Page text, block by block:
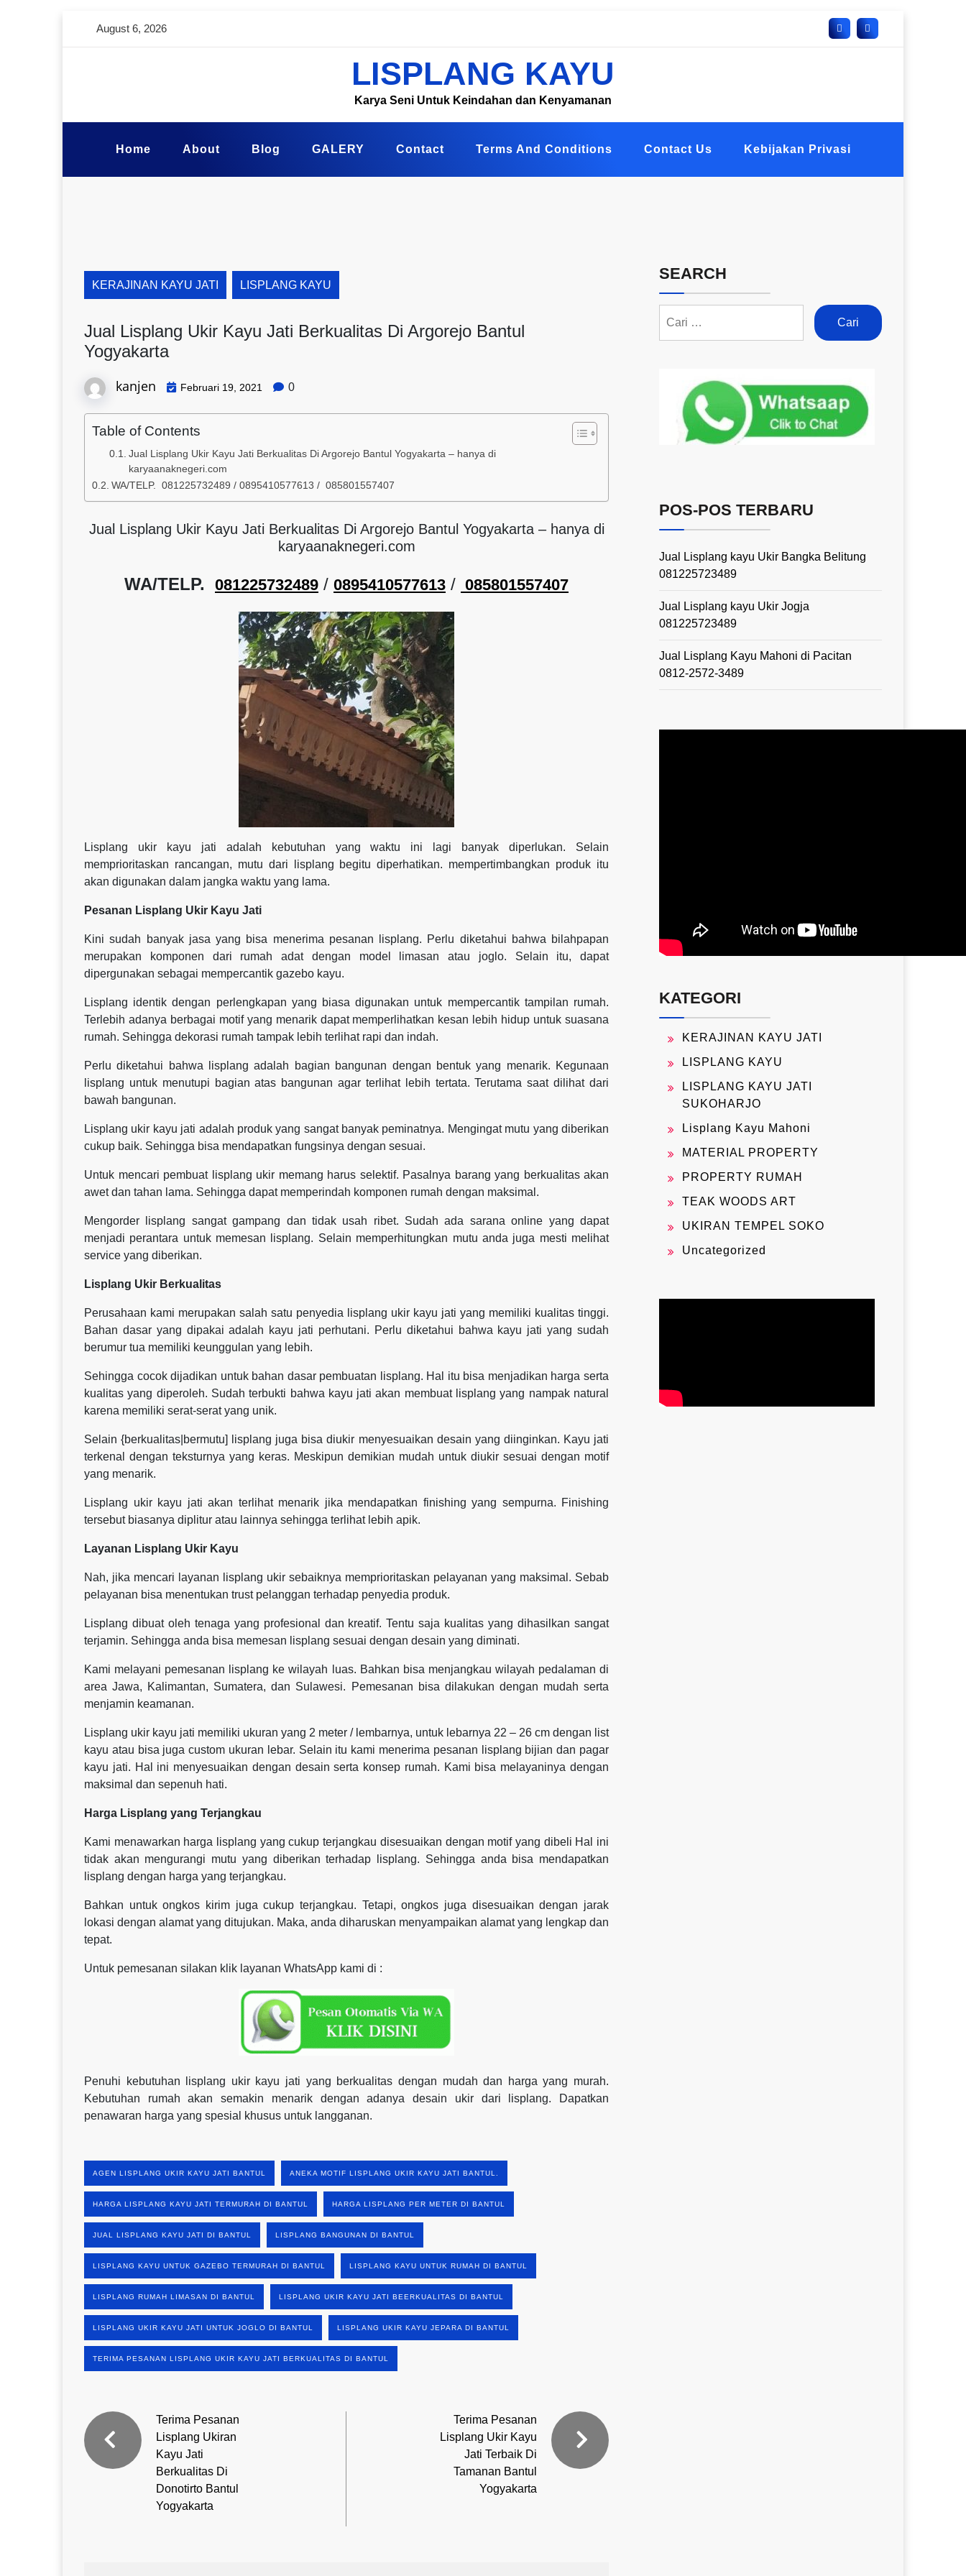
August 6, 2026
LISPLANG KAYU
Karya Seni Untuk Keindahan dan Kenyamanan
Home About Blog GALERY Contact Terms And Conditions Contact Us Kebijakan Privasi
KERAJINAN KAYU JATI LISPLANG KAYU
Jual Lisplang Ukir Kayu Jati Berkualitas Di Argorejo Bantul
Yogyakarta
kanjen Februari 19, 2021 0
Table of Contents
Jual Lisplang Ukir Kayu Jati Berkualitas Di Argorejo Bantul Yogyakarta – hanya di
karyaanaknegeri.com
WA/TELP. 081225732489 / 0895410577613 / 085801557407
Jual Lisplang Ukir Kayu Jati Berkualitas Di Argorejo Bantul Yogyakarta – hanya di
karyaanaknegeri.com
WA/TELP. 081225732489 / 0895410577613 / 085801557407
Lisplang ukir kayu jati adalah kebutuhan yang waktu ini lagi banyak diperlukan. Selain
memprioritaskan rancangan, mutu dari lisplang begitu diperhatikan. mempertimbangkan produk itu
akan digunakan dalam jangka waktu yang lama.
Pesanan Lisplang Ukir Kayu Jati
Kini sudah banyak jasa yang bisa menerima pesanan lisplang. Perlu diketahui bahwa bilahpapan
merupakan komponen dari rumah adat dengan model limasan atau joglo. Selain itu, dapat
dipergunakan sebagai mempercantik gazebo kayu.
Lisplang identik dengan perlengkapan yang biasa digunakan untuk mempercantik tampilan rumah.
Terlebih adanya berbagai motif yang menarik dapat memperlihatkan kesan lebih hidup untuk suasana
rumah. Sehingga dekorasi rumah tampak lebih terlihat rapi dan indah.
Perlu diketahui bahwa lisplang adalah bagian bangunan dengan bentuk yang menarik. Kegunaan
lisplang untuk menutupi bagian atas bangunan agar terlihat lebih tertata. Terutama saat dilihat dari
bawah bangunan.
Lisplang ukir kayu jati adalah produk yang sangat banyak peminatnya. Mengingat mutu yang diberikan
cukup baik. Sehingga bisa mendapatkan fungsinya dengan sesuai.
Untuk mencari pembuat lisplang ukir memang harus selektif. Pasalnya barang yang berkualitas akan
awet dan tahan lama. Sehingga dapat memperindah komponen rumah dengan maksimal.
Mengorder lisplang sangat gampang dan tidak usah ribet. Sudah ada sarana online yang dapat
menjadi perantara untuk memesan lisplang. Selain memperhitungkan mutu anda juga mesti melihat
service yang diberikan.
Lisplang Ukir Berkualitas
Perusahaan kami merupakan salah satu penyedia lisplang ukir kayu jati yang memiliki kualitas tinggi.
Bahan dasar yang dipakai adalah kayu jati perhutani. Perlu diketahui bahwa kayu jati yang sudah
berumur tua memiliki keunggulan yang lebih.
Sehingga cocok dijadikan untuk bahan dasar pembuatan lisplang. Hal itu bisa menjadikan harga serta
kualitas yang diperoleh. Sudah terbukti bahwa kayu jati akan membuat lisplang yang nampak natural
karena memiliki serat-serat yang unik.
Selain {berkualitas|bermutu] lisplang juga bisa diukir menyesuaikan desain yang diinginkan. Kayu jati
terkenal dengan teksturnya yang keras. Meskipun demikian mudah untuk diukir sesuai dengan motif
yang menarik.
Lisplang ukir kayu jati akan terlihat menarik jika mendapatkan finishing yang sempurna. Finishing
tersebut biasanya diplitur atau lainnya sehingga terlihat lebih apik.
Layanan Lisplang Ukir Kayu
Nah, jika mencari layanan lisplang ukir sebaiknya memprioritaskan pelayanan yang maksimal. Sebab
pelayanan bisa menentukan trust pelanggan terhadap penyedia produk.
Lisplang dibuat oleh tenaga yang profesional dan kreatif. Tentu saja kualitas yang dihasilkan sangat
terjamin. Sehingga anda bisa memesan lisplang sesuai dengan desain yang diminati.
Kami melayani pemesanan lisplang ke wilayah luas. Bahkan bisa menjangkau wilayah pedalaman di
area Jawa, Kalimantan, Sumatera, dan Sulawesi. Pemesanan bisa dilakukan dengan mudah serta
menjamin keamanan.
Lisplang ukir kayu jati memiliki ukuran yang 2 meter / lembarnya, untuk lebarnya 22 – 26 cm dengan list
kayu atau bisa juga custom ukuran lebar. Selain itu kami menerima pesanan lisplang bijian dan pagar
kayu jati. Hal ini menyesuaikan dengan desain serta konsep rumah. Kami bisa melayaninya dengan
maksimal dan sepenuh hati.
Harga Lisplang yang Terjangkau
Kami menawarkan harga lisplang yang cukup terjangkau disesuaikan dengan motif yang dibeli Hal ini
tidak akan mengurangi mutu yang diberikan terhadap lisplang. Sehingga anda bisa mendapatkan
lisplang dengan harga yang terjangkau.
Bahkan untuk ongkos kirim juga cukup terjangkau. Tetapi, ongkos juga disesuaikan dengan jarak
lokasi dengan alamat yang ditujukan. Maka, anda diharuskan menyampaikan alamat yang lengkap dan
tepat.
Untuk pemesanan silakan klik layanan WhatsApp kami di :
Penuhi kebutuhan lisplang ukir kayu jati yang berkualitas dengan mudah dan harga yang murah.
Kebutuhan rumah akan semakin menarik dengan adanya desain ukir dari lisplang. Dapatkan
penawaran harga yang spesial khusus untuk langganan.
AGEN LISPLANG UKIR KAYU JATI BANTUL ANEKA MOTIF LISPLANG UKIR KAYU JATI BANTUL.
HARGA LISPLANG KAYU JATI TERMURAH DI BANTUL HARGA LISPLANG PER METER DI BANTUL
JUAL LISPLANG KAYU JATI DI BANTUL LISPLANG BANGUNAN DI BANTUL
LISPLANG KAYU UNTUK GAZEBO TERMURAH DI BANTUL LISPLANG KAYU UNTUK RUMAH DI BANTUL
LISPLANG RUMAH LIMASAN DI BANTUL LISPLANG UKIR KAYU JATI BEERKUALITAS DI BANTUL
LISPLANG UKIR KAYU JATI UNTUK JOGLO DI BANTUL LISPLANG UKIR KAYU JEPARA DI BANTUL
TERIMA PESANAN LISPLANG UKIR KAYU JATI BERKUALITAS DI BANTUL
Terima Pesanan
Lisplang Ukiran
Kayu Jati
Berkualitas Di
Donotirto Bantul
Yogyakarta
Terima Pesanan
Lisplang Ukir Kayu
Jati Terbaik Di
Tamanan Bantul
Yogyakarta
SEARCH
POS-POS TERBARU
Jual Lisplang kayu Ukir Bangka Belitung
081225723489
Jual Lisplang kayu Ukir Jogja
081225723489
Jual Lisplang Kayu Mahoni di Pacitan
0812-2572-3489
KATEGORI
KERAJINAN KAYU JATI
LISPLANG KAYU
LISPLANG KAYU JATI
SUKOHARJO
Lisplang Kayu Mahoni
MATERIAL PROPERTY
PROPERTY RUMAH
TEAK WOODS ART
UKIRAN TEMPEL SOKO
Uncategorized